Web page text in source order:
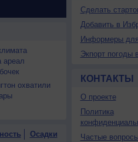
ареал
охватили
Осадки
Сделать
Добавить в
Информеры
Экпорт погоды
КОНТАКТЫ
О проекте
Политика
Частые